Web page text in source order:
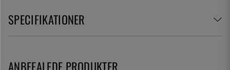
SPECIFIKATIONER
ANBEFALEDE PRODUKTER